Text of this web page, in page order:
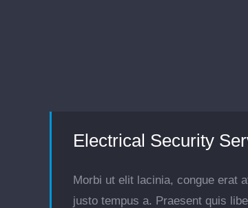
Electrical Security
Morbi ut elit lacinia, congue erat
justo tempus a. Praesent quis